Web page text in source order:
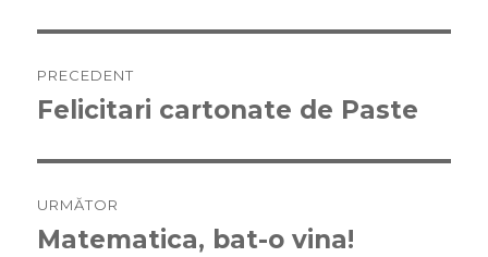
în
PRECEDENT
Articolul
Felicitari cartonate de Paste
URMĂTOR
Articolul
Matematica, bat-o vina!